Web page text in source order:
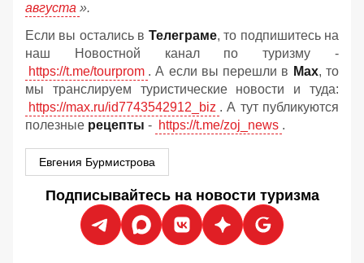
августа ».
Если вы остались в Телеграме, то подпишитесь на
наш Новостной канал по туризму -
https://t.me/tourprom . А если вы перешли в Мах, то
мы транслируем туристические новости и туда:
https://max.ru/id7743542912_biz . А тут публикуются
полезные рецепты - https://t.me/zoj_news .
Евгения Бурмистрова
Подписывайтесь на новости туризма